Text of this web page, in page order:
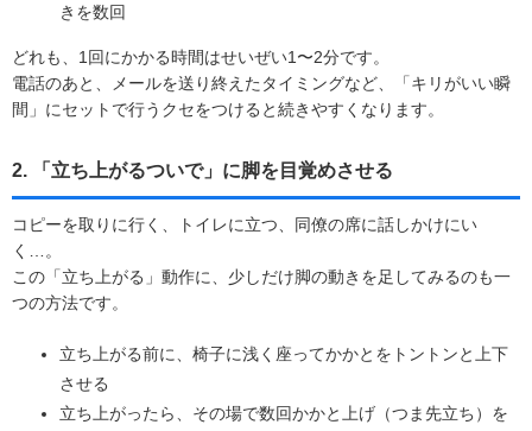
きを数回
どれも、1回にかかる時間はせいぜい1〜2分です。
電話のあと、メールを送り終えたタイミングなど、「キリがいい瞬
間」にセットで行うクセをつけると続きやすくなります。
2. 「立ち上がるついで」に脚を目覚めさせる
コピーを取りに行く、トイレに立つ、同僚の席に話しかけにい
く…。
この「立ち上がる」動作に、少しだけ脚の動きを足してみるのも一
つの方法です。
立ち上がる前に、椅子に浅く座ってかかとをトントンと上下
させる
立ち上がったら、その場で数回かかと上げ（つま先立ち）を